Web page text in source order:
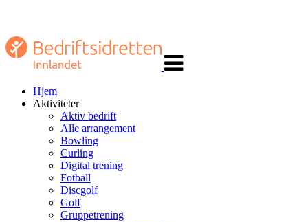
navigasjon
Hjem
Aktiviteter
Aktiv bedrift
Alle arrangement
Bowling
Curling
Digital trening
Fotball
Discgolf
Golf
Gruppetrening